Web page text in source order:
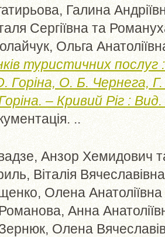
Галина
Сергіївна та
Ольга
туристичних
Горіна, О. Б. Чернега,
– Кривий Ріг :
..
Анзор Хемидович
Віталія Вячеславівна
Олена Анатоліївна
Анна
Олена